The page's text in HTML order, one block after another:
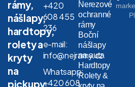
rámy,
nášlapy,
hardtopy,
rolety a
kryty
na
pickupy,
+420
608 455
236
e-mail:
info@nejramy.cz
Whatsapp:
+420 608
Nerezové
ochranné
rámy
Boční
nášlapy
na auta
Hardtopy
Rolety &